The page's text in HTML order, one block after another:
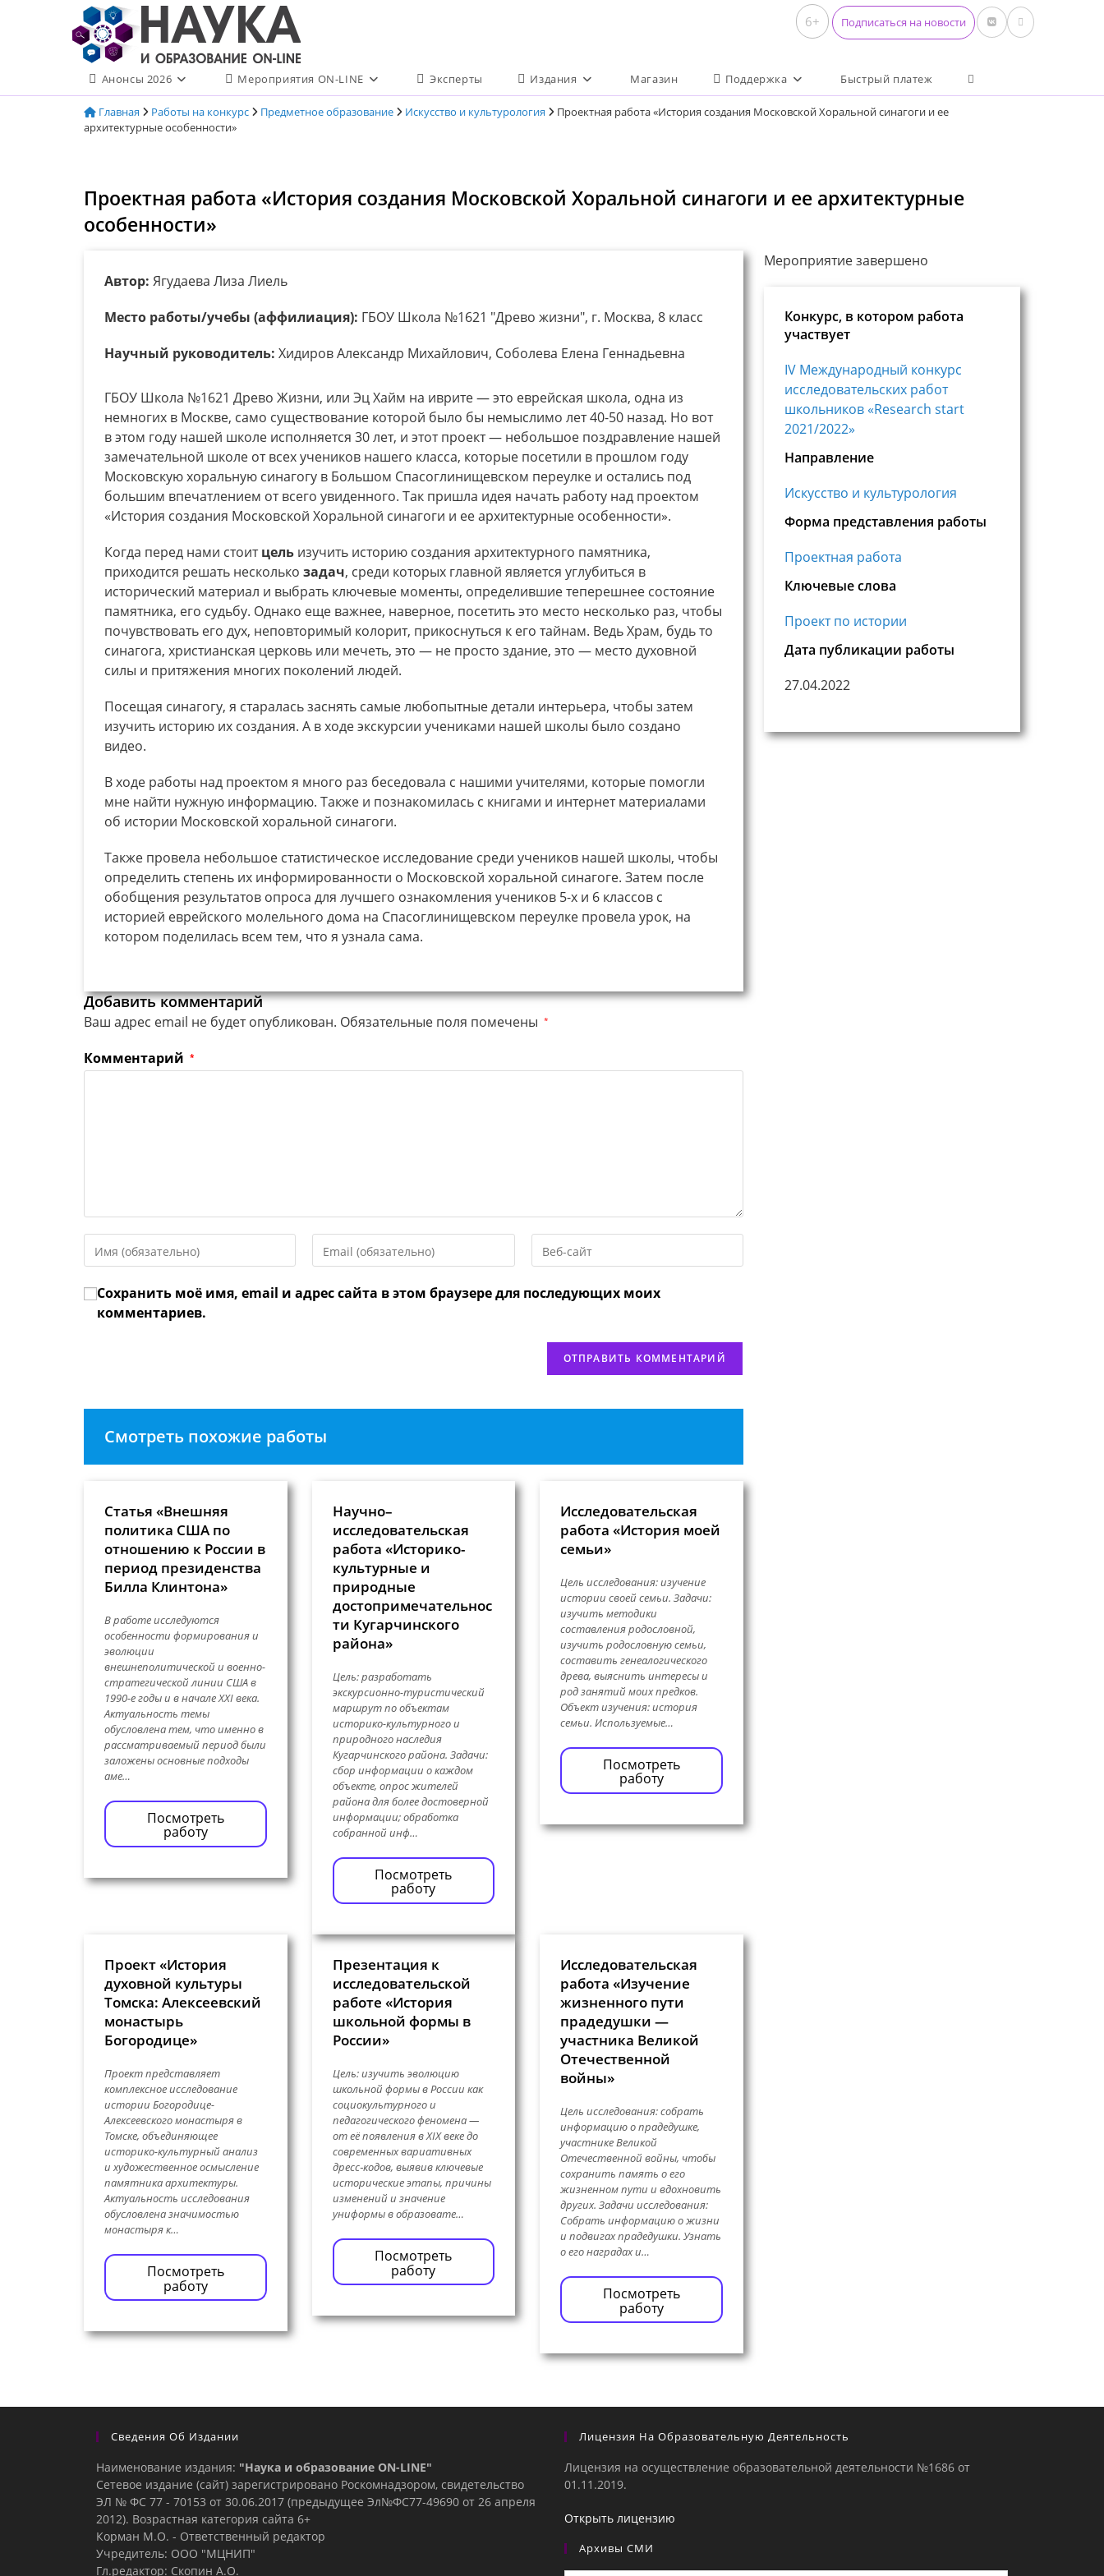
содержимому
6+ Подписаться на новости
Анонсы 2026 Мероприятия ON-LINE Эксперты Издания Магазин Поддержка Быстрый платеж Переключить поиск по
Главная Работы на конкурс Предметное образование Искусство и культурология
Проектная работа «История создания Московской Хоральной синагоги и ее
архитектурные особенности»
Проектная работа «История создания Московской Хоральной синагоги и ее архитектурные
особенности»
Автор: Ягудаева Лиза Лиель
Место работы/учебы (аффилиация): ГБОУ Школа №1621 "Древо жизни", г. Москва, 8 класс
Научный руководитель: Хидиров Александр Михайлович, Соболева Елена Геннадьевна
ГБОУ Школа №1621 Древо Жизни, или Эц Хайм на иврите — это еврейская школа, одна из
немногих в Москве, само существование которой было бы немыслимо лет 40-50 назад. Но вот
в этом году нашей школе исполняется 30 лет, и этот проект — небольшое поздравление нашей
замечательной школе от всех учеников нашего класса, которые посетили в прошлом году
Московскую хоральную синагогу в Большом Спасоглинищевском переулке и остались под
большим впечатлением от всего увиденного. Так пришла идея начать работу над проектом
«История создания Московской Хоральной синагоги и ее архитектурные особенности».
Когда перед нами стоитцель изучить историю создания архитектурного памятника,
приходится решать несколько задач, среди которых главной является углубиться в
исторический материал и выбрать ключевые моменты, определившие теперешнее состояние
памятника, его судьбу. Однако еще важнее, наверное, посетить это место несколько раз, чтобы
почувствовать его дух, неповторимый колорит, прикоснуться к его тайнам. Ведь Храм, будь то
синагога, христианская церковь или мечеть, это — не просто здание, это — место духовной
силы и притяжения многих поколений людей.
Посещая синагогу, я старалась заснять самые любопытные детали интерьера, чтобы затем
изучить историю их создания. А в ходе экскурсии учениками нашей школы было создано
видео.
В ходе работы над проектом я много раз беседовала с нашими учителями, которые помогли
мне найти нужную информацию. Также и познакомилась с книгами и интернет материалами
об истории Московской хоральной синагоги.
Также провела небольшое статистическое исследование среди учеников нашей школы, чтобы
определить степень их информированности о Московской хоральной синагоге. Затем после
обобщения результатов опроса для лучшего ознакомления учеников 5-х и 6 классов с
историей еврейского молельного дома на Спасоглинищевском переулке провела урок, на
котором поделилась всем тем, что я узнала сама.
Добавить комментарий
Ваш адрес email не будет опубликован. Обязательные поля помечены *
Комментарий *
свое
или
имя
свой
адрес,
URL
веб-
Сохранить моё имя, email и адрес сайта в этом браузере для последующих моих
комментариев.
Смотреть похожие работы
Статья «Внешняя
политика США по
отношению к России в
период президенства
Билла Клинтона»
В работе исследуются
особенности формирования и
эволюции
внешнеполитической и военно-
стратегической линии США в
1990-е годы и в начале XXI века.
Актуальность темы
обусловлена тем, что именно в
рассматриваемый период были
заложены основные подходы
аме…
Посмотреть
работу
Научно–
исследовательская
работа «Историко-
культурные и
природные
достопримечательнос
ти Кугарчинского
района»
Цель: разработать
экскурсионно-туристический
маршрут по объектам
историко-культурного и
природного наследия
Кугарчинского района. Задачи:
сбор информации о каждом
объекте, опрос жителей
района для более достоверной
информации; обработка
собранной инф…
Посмотреть
работу
Исследовательская
работа «История моей
семьи»
Цель исследования: изучение
истории своей семьи. Задачи:
изучить методики
составления родословной,
изучить родословную семьи,
составить генеалогического
древа, выяснить интересы и
род занятий моих предков.
Объект изучения: история
семьи. Используемые…
Посмотреть
работу
Проект «История
духовной культуры
Томска: Алексеевский
монастырь
Богородице»
Проект представляет
комплексное исследование
истории Богородице-
Алексеевского монастыря в
Томске, объединяющее
историко-культурный анализ
и художественное осмысление
памятника архитектуры.
Актуальность исследования
обусловлена значимостью
монастыря к…
Посмотреть
работу
Презентация к
исследовательской
работе «История
школьной формы в
России»
Цель: изучить эволюцию
школьной формы в России как
социокультурного и
педагогического феномена —
от её появления в XIX веке до
современных вариативных
дресс‑кодов, выявив ключевые
исторические этапы, причины
изменений и значение
униформы в образовате…
Посмотреть
работу
Исследовательская
работа «Изучение
жизненного пути
прадедушки —
участника Великой
Отечественной
войны»
Цель исследования: собрать
информацию о прадедушке,
участнике Великой
Отечественной войны, чтобы
сохранить память о его
жизненном пути и вдохновить
других. Задачи исследования:
Собрать информацию о жизни
и подвигах прадедушки. Узнать
о его наградах и…
Посмотреть
работу
Мероприятие завершено
Конкурс, в котором работа
участвует
IV Международный конкурс
исследовательских работ
школьников «Research start
2021/2022»
Направление
Искусство и культурология
Форма представления работы
Проектная работа
Ключевые слова
Проект по истории
Дата публикации работы
27.04.2022
Сведения Об Издании
Наименование издания: "Наука и образование ON-LINE"
Сетевое издание (сайт) зарегистрировано Роскомнадзором, свидетельство
ЭЛ № ФС 77 - 70153 от 30.06.2017 (предыдущее Эл№ФC77-49690 от 26 апреля
2012). Возрастная категория сайта 6+
Корман М.О. - Ответственный редактор
Учредитель: ООО "МЦНИП"
Гл.редактор: Скопин А.О.
Лицензия На Образовательную Деятельность
Лицензия на осуществление образовательной деятельности №1686 от
01.11.2019.
Открыть лицензию
Архивы СМИ